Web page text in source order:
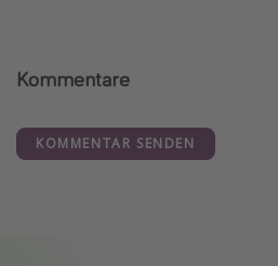
Kommentare
KOMMENTAR SENDEN